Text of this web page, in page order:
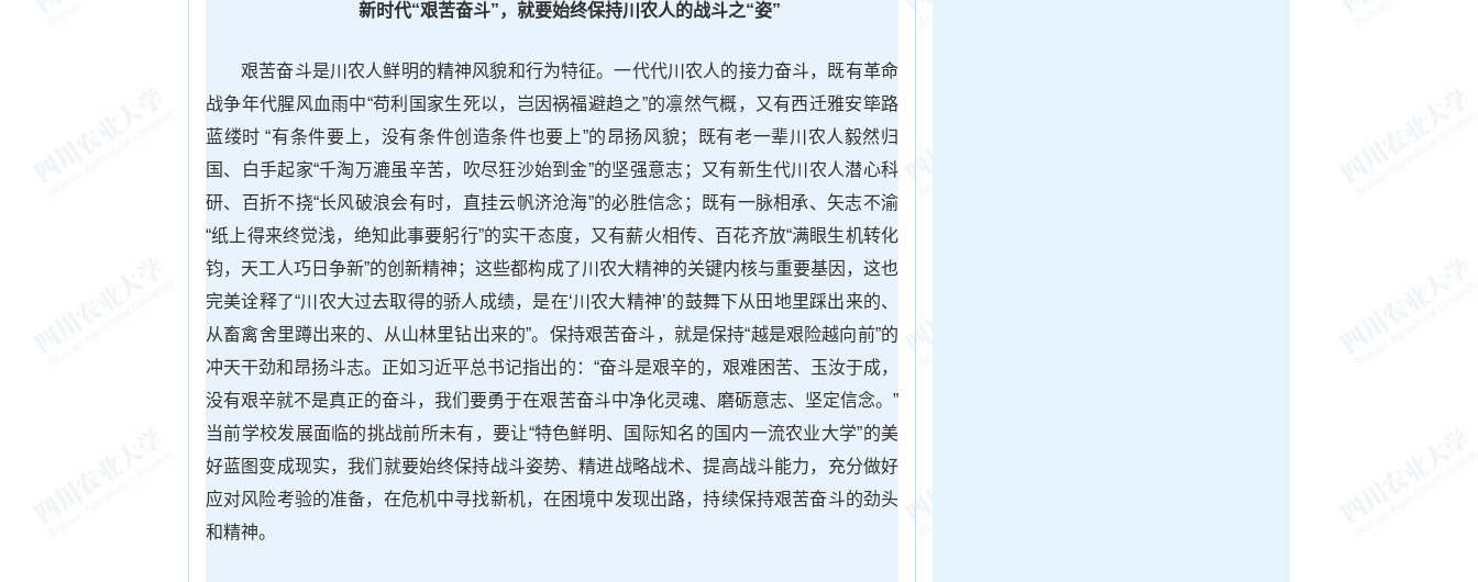
新时代“艰苦奋斗”，就要始终保持川农人的战斗之“姿”
艰苦奋斗是川农人鲜明的精神风貌和行为特征。一代代川农人的接力奋斗，既有革命
战争年代腥风血雨中“苟利国家生死以，岂因祸福避趋之”的凛然气概，又有西迁雅安筚路
蓝缕时 “有条件要上，没有条件创造条件也要上”的昂扬风貌；既有老一辈川农人毅然归
国、白手起家“千淘万漉虽辛苦，吹尽狂沙始到金”的坚强意志；又有新生代川农人潜心科
研、百折不挠“长风破浪会有时，直挂云帆济沧海”的必胜信念；既有一脉相承、矢志不渝
“纸上得来终觉浅，绝知此事要躬行”的实干态度，又有薪火相传、百花齐放“满眼生机转化
钧，天工人巧日争新”的创新精神；这些都构成了川农大精神的关键内核与重要基因，这也
完美诠释了“川农大过去取得的骄人成绩，是在‘川农大精神’的鼓舞下从田地里踩出来的、
从畜禽舍里蹲出来的、从山林里钻出来的”。保持艰苦奋斗，就是保持“越是艰险越向前”的
冲天干劲和昂扬斗志。正如习近平总书记指出的：“奋斗是艰辛的，艰难困苦、玉汝于成，
没有艰辛就不是真正的奋斗，我们要勇于在艰苦奋斗中净化灵魂、磨砺意志、坚定信念。”
当前学校发展面临的挑战前所未有，要让“特色鲜明、国际知名的国内一流农业大学”的美
好蓝图变成现实，我们就要始终保持战斗姿势、精进战略战术、提高战斗能力，充分做好
应对风险考验的准备，在危机中寻找新机，在困境中发现出路，持续保持艰苦奋斗的劲头
和精神。